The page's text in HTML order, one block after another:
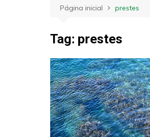
Página inicial prestes
Tag: prestes